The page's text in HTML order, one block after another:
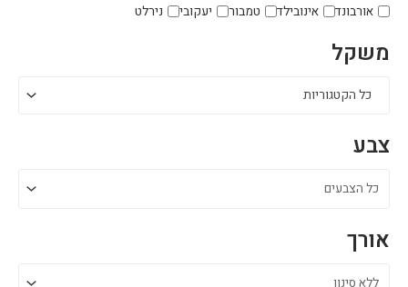
אורבונד אינובילד טמבור יעקובי נירלט
משקל
כל הקטגוריות
צבע
אורך